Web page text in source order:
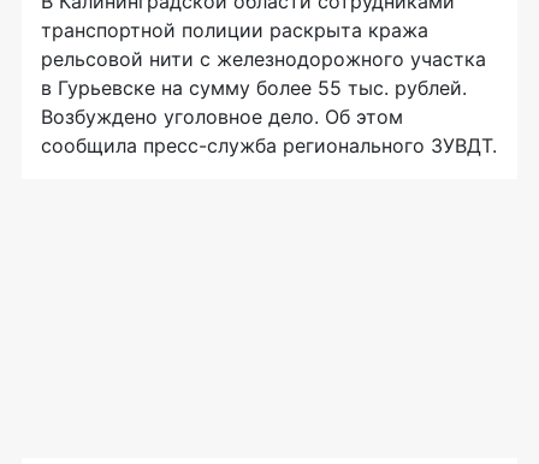
транспортной полиции раскрыта кража
рельсовой нити с железнодорожного участка
в Гурьевске на сумму более 55 тыс. рублей.
Возбуждено уголовное дело. Об этом
сообщила пресс-служба регионального ЗУВДТ.